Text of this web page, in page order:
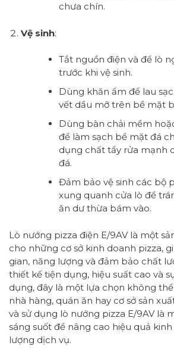
chưa chín.
Vệ sinh:
Tắt nguồn điện và để lò
trước khi vệ sinh.
Dùng khăn ẩm để lau
vết dầu mỡ trên bề mặt
Dùng bàn chải mềm
để làm sạch bề mặt đá
dụng chất tẩy rửa mạnh
đá.
Đảm bảo vệ sinh các bộ
xung quanh cửa lò để
ăn dư thừa bám vào.
Lò nướng pizza điện E/9AV là một
cho những cơ sở kinh doanh pizza,
gian, năng lượng và đảm bảo chất
thiết kế tiện dụng, hiệu suất cao và
dụng, đây là một lựa chọn không
nhà hàng, quán ăn hay cơ sở sản
và sử dụng lò nướng pizza E/9AV là
sáng suốt để nâng cao hiệu quả
lượng dịch vụ.